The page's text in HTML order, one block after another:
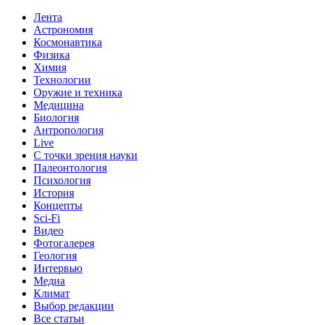
Лента
Астрономия
Космонавтика
Физика
Химия
Технологии
Оружие и техника
Медицина
Биология
Антропология
Live
С точки зрения науки
Палеонтология
Психология
История
Концепты
Sci-Fi
Видео
Фотогалерея
Геология
Интервью
Медиа
Климат
Выбор редакции
Все статьи